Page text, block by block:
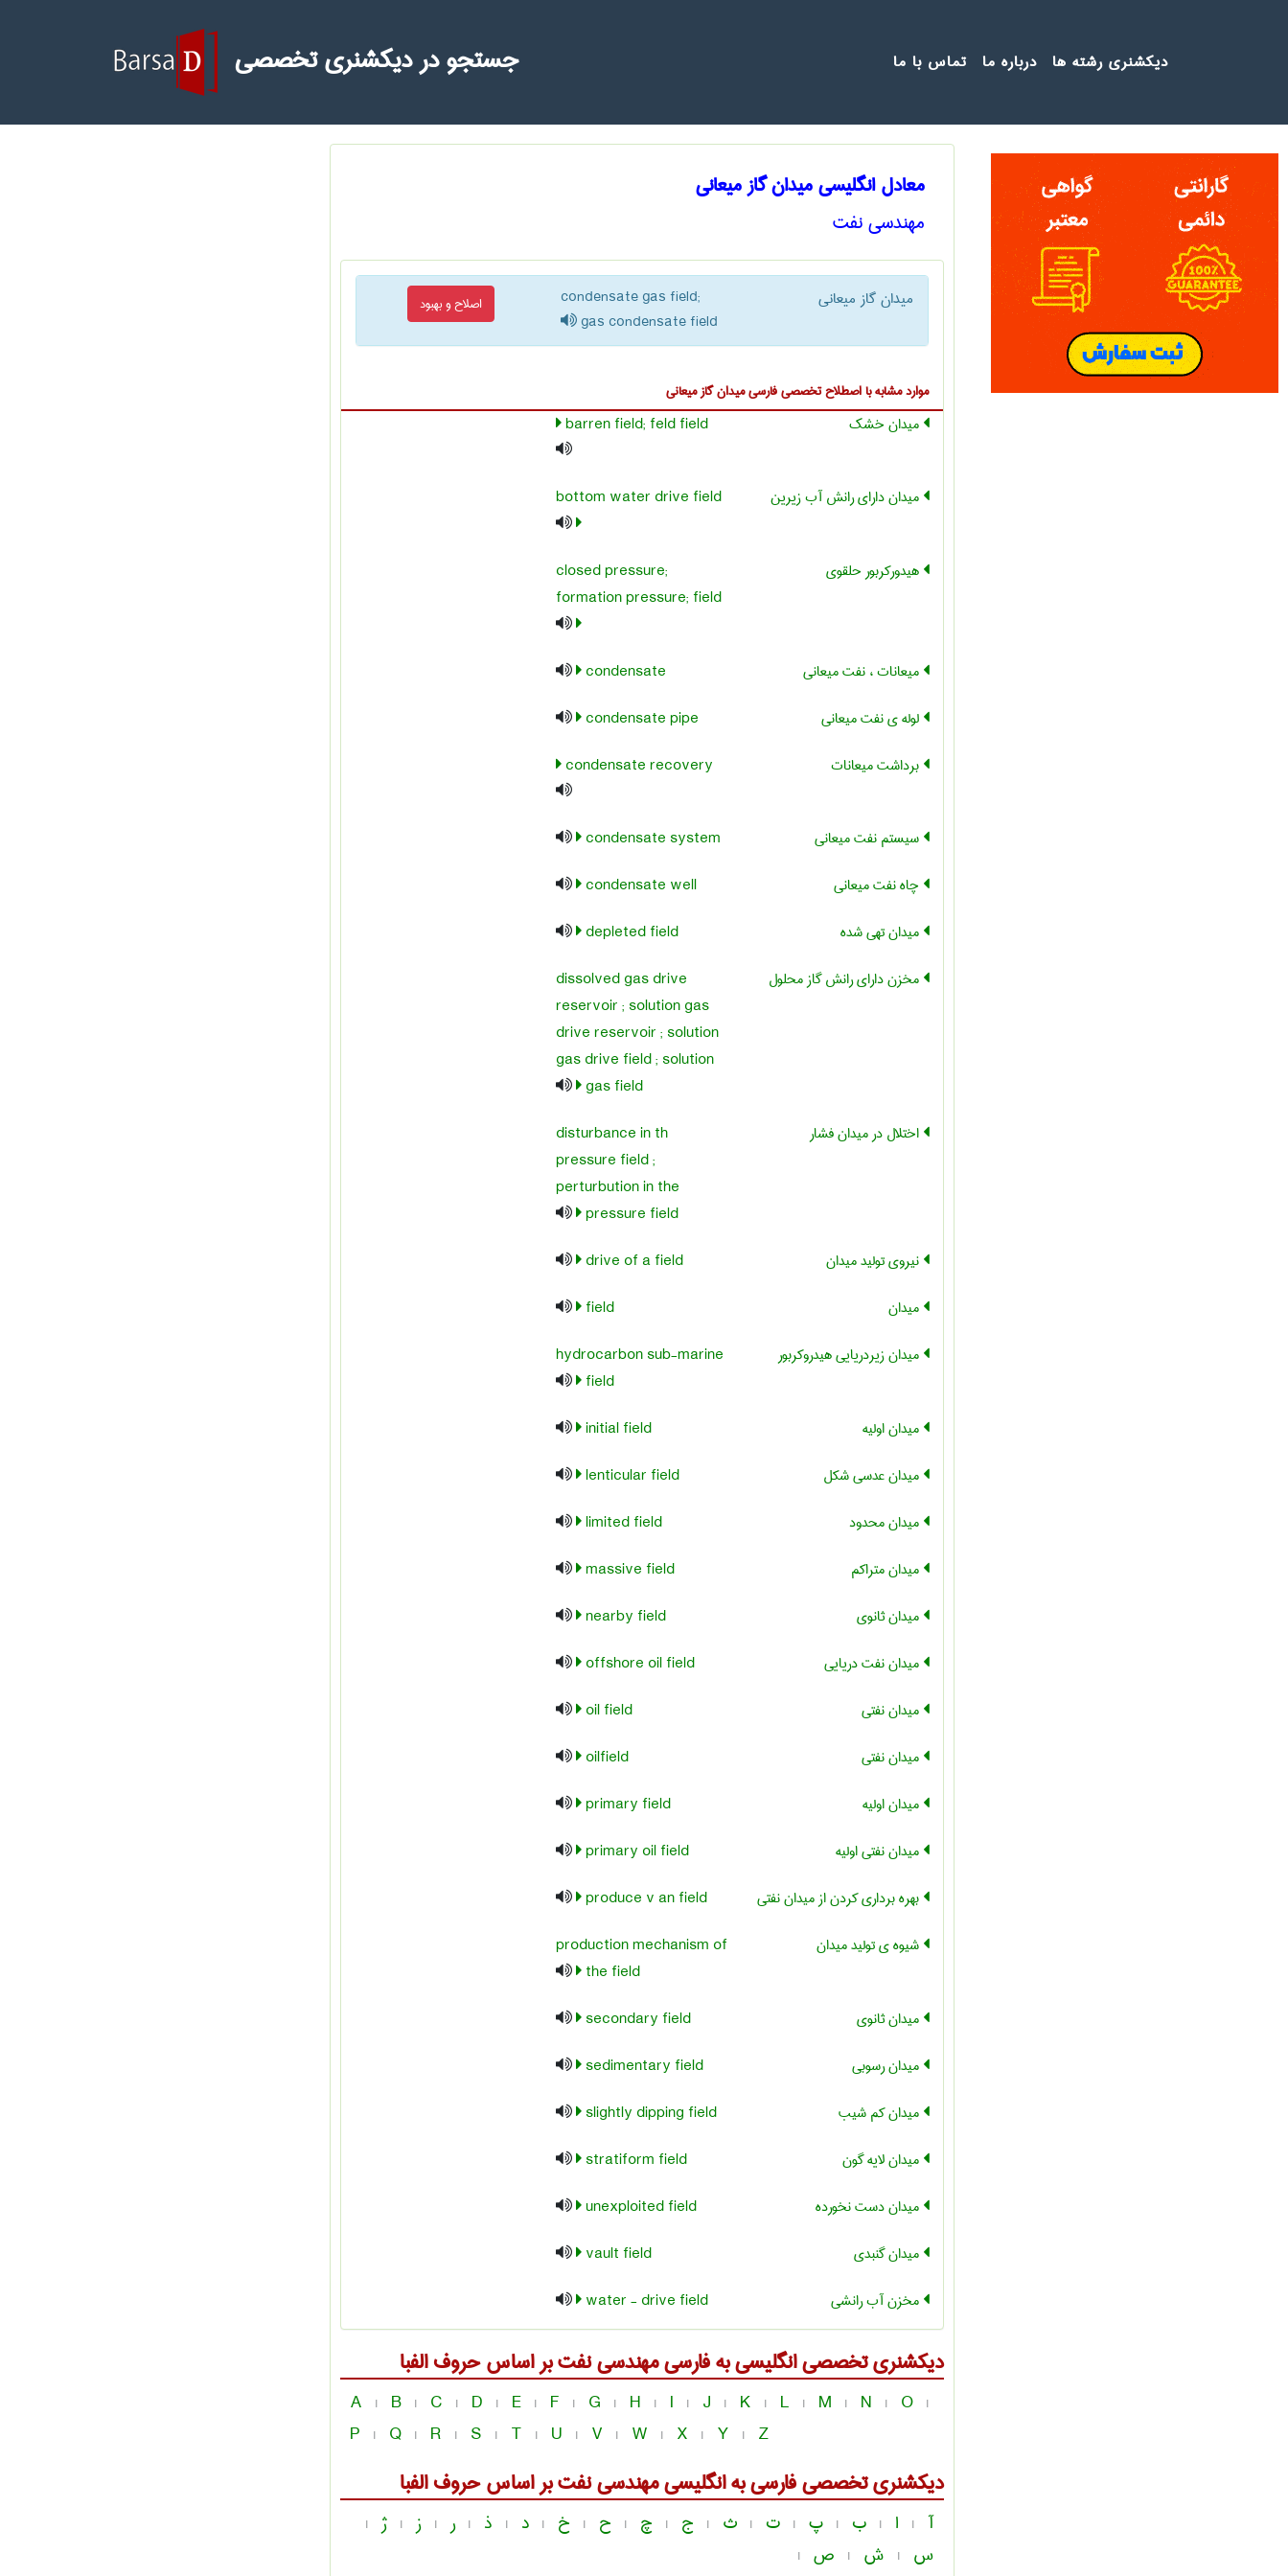
جستجو در دیکشنری تخصصی تماس با ما درباره ما دیکشنری رشته ها
معادل انگلیسی میدان گاز میعانی
مهندسی نفت
میدان گاز میعانی
condensate gas field;
gas condensate field
اصلاح و بهبود
موارد مشابه با اصطلاح تخصصیفارسی میدان گاز میعانی
میدان خشک barren field; feld field
میدان دارای رانش آب زیرین bottom water drive field
هیدورکربور حلقوی
closed pressure;
formation pressure; field
میعانات ، نفت میعانی
condensate
لوله ی نفت میعانی
condensate pipe
برداشت میعانات
condensate recovery
سیستم نفت میعانی
condensate system
چاه نفت میعانی
condensate well
میدان تهی شده
depleted field
مخزن دارای رانش گاز محلول
dissolved gas drive
reservoir ; solution gas
drive reservoir ; solution
gas drive field ; solution
gas field
اختلال در میدان فشار
disturbance in th
pressure field ;
perturbution in the
pressure field
نیروی تولید میدان
drive of a field
میدان
field
میدان زیردریایی هیدروکربور
hydrocarbon sub-marine
field
میدان اولیه
initial field
میدان عدسی شکل
lenticular field
میدان محدود
limited field
میدان متراکم
massive field
میدان ثانوی
nearby field
میدان نفت دریایی
offshore oil field
میدان نفتی
oil field
میدان نفتی
oilfield
میدان اولیه
primary field
میدان نفتی اولیه
primary oil field
بهره برداری کردن از میدان نفتی
produce v an field
شیوه ی تولید میدان
production mechanism of
the field
میدان ثانوی
secondary field
میدان رسوبی
sedimentary field
میدان کم شیب
slightly dipping field
میدان لایه گون
stratiform field
میدان دست نخورده
unexploited field
میدان گنبدی
vault field
مخزن آب رانشی
water - drive field
دیکشنری تخصصی انگلیسی به فارسیمهندسی نفتبر اساس حروف الفبا
A | B | C | D | E | F | G | H | I | J | K | L | M | N | O |
P | Q | R | S | T | U | V | W | X | Y | Z
دیکشنری تخصصی فارسی به انگلیسیمهندسی نفتبر اساس حروف الفبا
آ | ا | ب | پ | ت | ث | ج | چ | ح | خ | د | ذ | ر | ز | ژ |
س | ش | ص |